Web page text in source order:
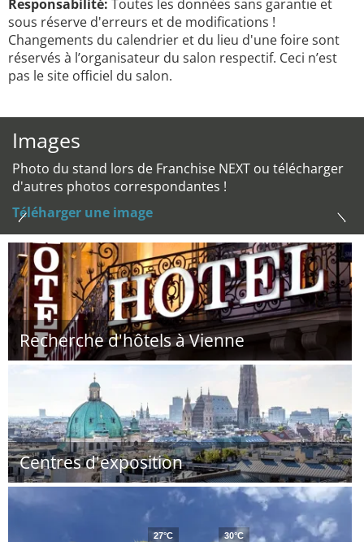
Responsabilité: Toutes les données sans garantie et
sous réserve d'erreurs et de modifications !
Changements du calendrier et du lieu d'une foire sont
réservés à l’organisateur du salon respectif. Ceci n’est
pas le site officiel du salon.
Images
Photo du stand lors de Franchise NEXT ou télécharger
d'autres photos correspondantes !
Téléharger une image
Recherche d'hôtels à Vienne
Centres d'exposition
27°C
30°C